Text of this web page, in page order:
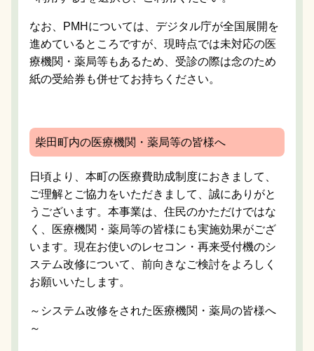
なお、PMHについては、デジタル庁が全国展開を
進めているところですが、現時点では未対応の医
療機関・薬局等もあるため、受診の際は念のため
紙の受給券も併せてお持ちください。
柴田町内の医療機関・薬局等の皆様へ
日頃より、本町の医療費助成制度におきまして、
ご理解とご協力をいただきまして、誠にありがと
うございます。本事業は、住民のかただけではな
く、医療機関・薬局等の皆様にも実施効果がござ
います。現在お使いのレセコン・再来受付機のシ
ステム改修について、前向きなご検討をよろしく
お願いいたします。
～システム改修をされた医療機関・薬局の皆様へ
～